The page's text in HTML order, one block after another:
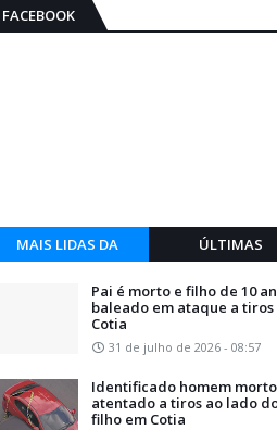
FACEBOOK
MAIS LIDAS DA
ÚLTIMAS
Pai é morto e filho de 10
baleado em ataque a tiros
Cotia
31 de julho de 2026 - 08:57
Identificado homem
atentado a tiros ao lado
filho em Cotia